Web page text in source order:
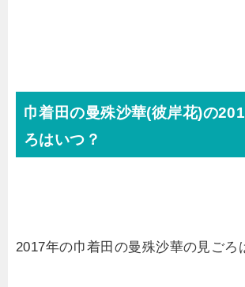
巾着田の曼殊沙華(彼岸花)の
ろはいつ？
2017年の巾着田の曼殊沙華の見ごろ